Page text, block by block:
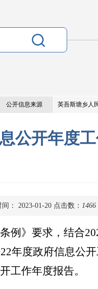
公开信息来源 英吾斯塘乡人
公开年度
： 2023-01-20 点击数： 1466
例》要求，结合
年度政府信息公
工作年度报告。